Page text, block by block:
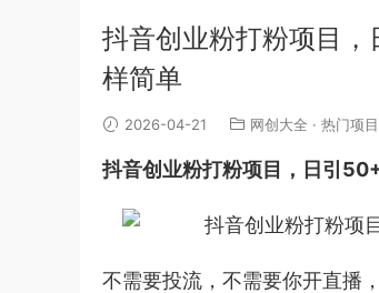
抖音创业粉打粉项目
样简单
2026-04-21 网创大全 · 热门项目
抖音创业粉打粉项目 ，日引
不需要投流，不需要你开直播